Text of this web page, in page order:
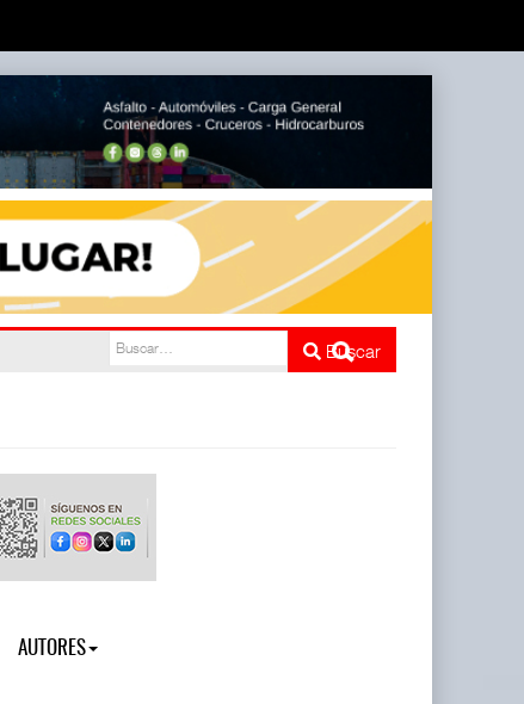
Buscar
AUTORES